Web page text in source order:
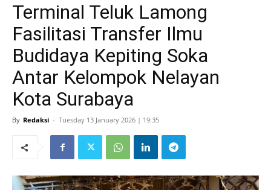
Terminal Teluk Lamong
Fasilitasi Transfer Ilmu
Budidaya Kepiting Soka
Antar Kelompok Nelayan
Kota Surabaya
By Redaksi - Tuesday 13 January 2026 | 19:35